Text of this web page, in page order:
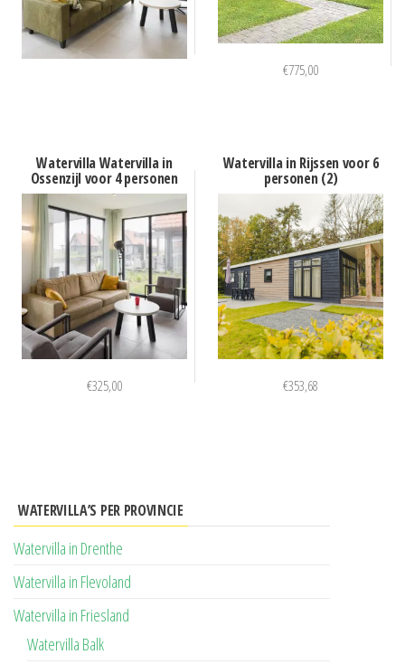
€775,00
Watervilla Watervilla in
Ossenzijl voor 4 personen
€325,00
Watervilla in Rijssen voor 6
personen (2)
€353,68
WATERVILLA’S PER PROVINCIE
Watervilla in Drenthe
Watervilla in Flevoland
Watervilla in Friesland
Watervilla Balk